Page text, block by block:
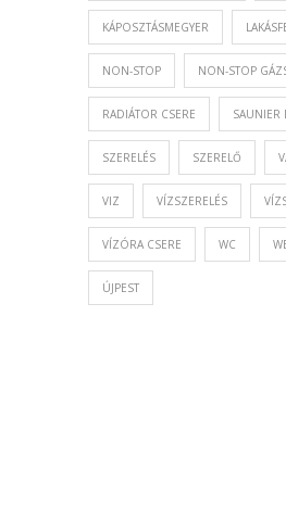
KÁPOSZTÁSMEGYER
NON-STOP NON-STOP
RADIÁTOR CSERE SAUNIER
SZERELÉS SZERELŐ
VIZ VÍZSZERELÉS
VÍZÓRA CSERE WC
ÚJPEST